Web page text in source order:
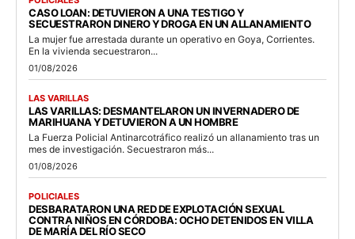
CASO LOAN: DETUVIERON A UNA TESTIGO Y
SECUESTRARON DINERO Y DROGA EN UN ALLANAMIENTO
La mujer fue arrestada durante un operativo en Goya, Corrientes.
En la vivienda secuestraron...
01/08/2026
LAS VARILLAS
LAS VARILLAS: DESMANTELARON UN INVERNADERO DE
MARIHUANA Y DETUVIERON A UN HOMBRE
La Fuerza Policial Antinarcotráfico realizó un allanamiento tras un
mes de investigación. Secuestraron más...
01/08/2026
POLICIALES
DESBARATARON UNA RED DE EXPLOTACIÓN SEXUAL
CONTRA NIÑOS EN CÓRDOBA: OCHO DETENIDOS EN VILLA
DE MARÍA DEL RÍO SECO